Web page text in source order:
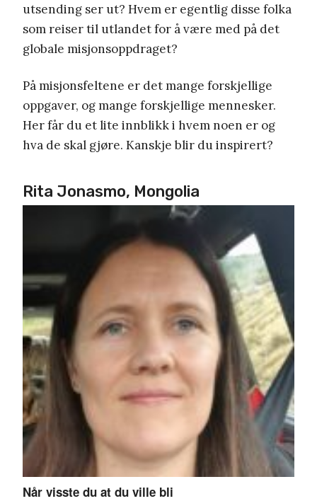
utsending ser ut? Hvem er egentlig disse folka
som reiser til utlandet for å være med på det
globale misjonsoppdraget?
På misjonsfeltene er det mange forskjellige
oppgaver, og mange forskjellige mennesker.
Her får du et lite innblikk i hvem noen er og
hva de skal gjøre. Kanskje blir du inspirert?
Rita Jonasmo, Mongolia
Når visste du at du ville bli